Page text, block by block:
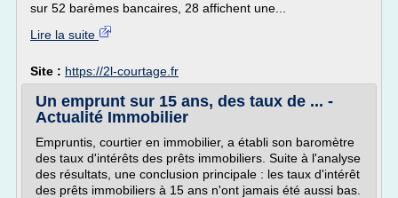
sur 52 barèmes bancaires, 28 affichent une...
Lire la suite
Site : https://2l-courtage.fr
Un emprunt sur 15 ans, des taux de ... -
Actualité Immobilier
Empruntis, courtier en immobilier, a établi son baromètre
des taux d'intérêts des prêts immobiliers. Suite à l'analyse
des résultats, une conclusion principale : les taux d'intérêt
des prêts immobiliers à 15 ans n'ont jamais été aussi bas.